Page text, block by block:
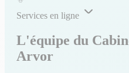
Services en ligne
L'équipe du
Arvor